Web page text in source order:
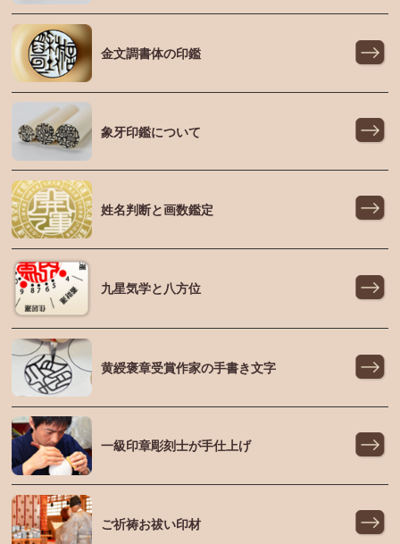
金文調書体の印鑑
象牙印鑑について
姓名判断と画数鑑定
九星気学と八方位
黄綬褒章受賞作家の手書き文字
一級印章彫刻士が手仕上げ
ご祈祷お祓い印材